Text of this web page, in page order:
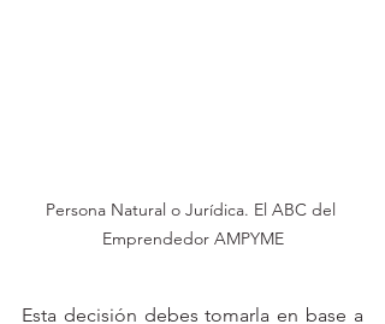
Persona Natural o Jurídica. El ABC del
Emprendedor AMPYME
Esta decisión debes tomarla en base a